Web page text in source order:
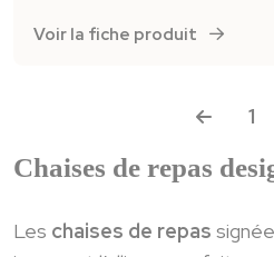
Voir la fiche produit
1
Chaises de repas
Les chaises de repas